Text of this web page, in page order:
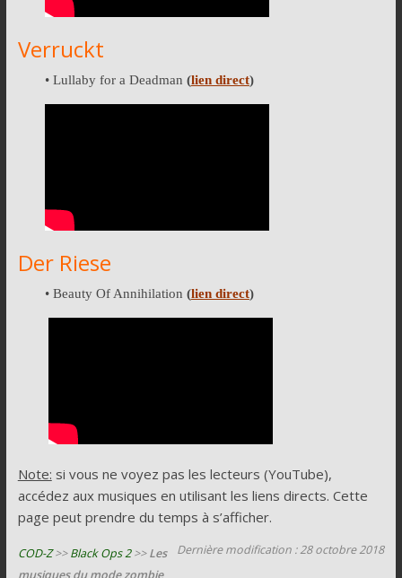
Verruckt
• Lullaby for a Deadman (lien direct)
Der Riese
• Beauty Of Annihilation (lien direct)
Note: si vous ne voyez pas les lecteurs (YouTube),
accédez aux musiques en utilisant les liens directs. Cette
page peut prendre du temps à s’afficher.
Dernière modification : 28 octobre 2018
COD-Z>>Black Ops 2>>Les